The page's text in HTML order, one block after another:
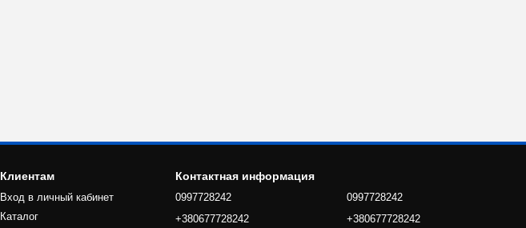
Клиентам
Вход в личный кабинет
Каталог
Контактная информация
0997728242
+380677728242
0997728242
+380677728242